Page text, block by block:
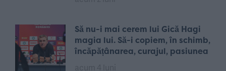
Să nu-i mai cerem lui Gică Hagi
magia lui. Să-i copiem, în schimb,
încăpățânarea, curajul, pasiunea